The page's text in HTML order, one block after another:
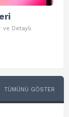
Detaylı
TÜMÜNÜ GÖSTER